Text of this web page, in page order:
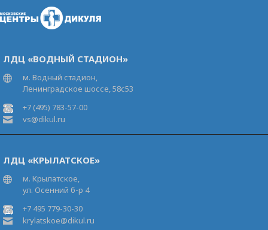
ЛДЦ «ВОДНЫЙ СТАДИОН»
м. Водный стадион,
Ленинградское шоссе, 58с53
+7 (495) 783-57-00
vs@dikul.ru
ЛДЦ «КРЫЛАТСКОЕ»
м. Крылатское,
ул. Осенний б-р 4
+7 495 779-30-30
krylatskoe@dikul.ru